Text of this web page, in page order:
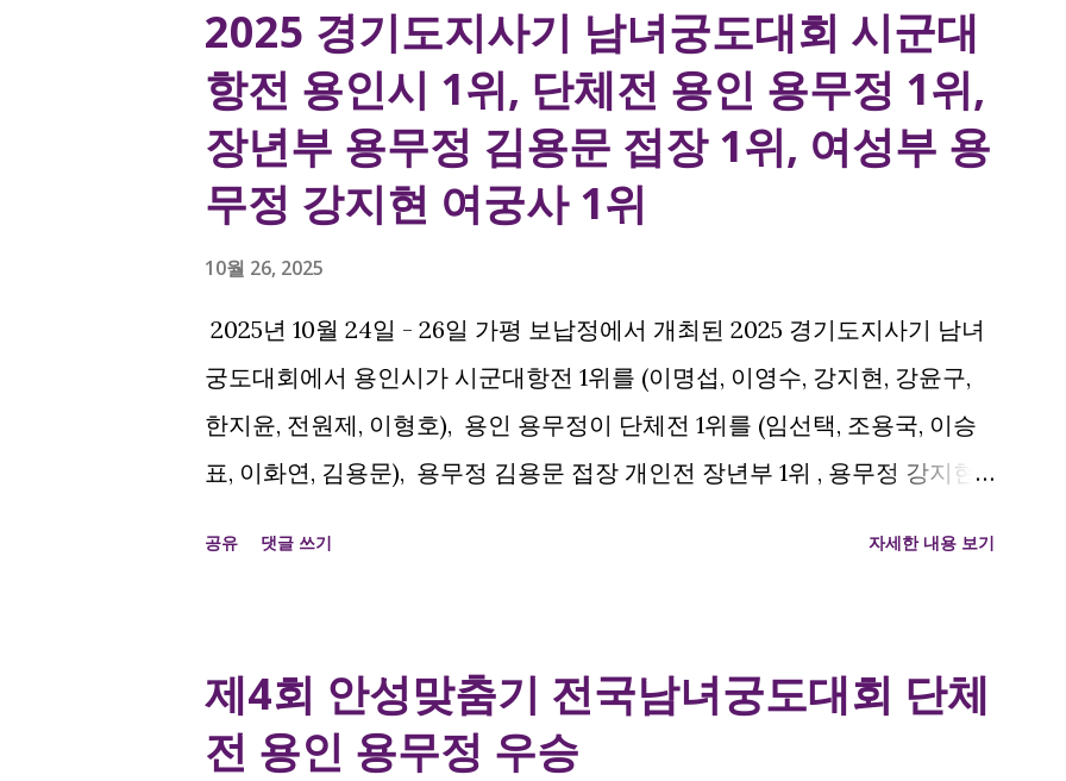
2025 경기도지사기 남녀궁도대회 시군대
항전 용인시 1위, 단체전 용인 용무정 1위,
장년부 용무정 김용문 접장 1위, 여성부 용
무정 강지현 여궁사 1위
10월 26, 2025
2025년 10월 24일 - 26일 가평 보납정에서 개최된 2025 경기도지사기 남녀
궁도대회에서 용인시가 시군대항전 1위를 (이명섭, 이영수, 강지현, 강윤구,
한지윤, 전원제, 이형호), 용인 용무정이 단체전 1위를 (임선택, 조용국, 이승
표, 이화연, 김용문), 용무정 김용문 접장 개인전 장년부 1위 , 용무정 강지현
인전 여성부 1위 강지현 접장
공유 댓글 쓰기 자세한 내용 보기
제4회 안성맞춤기 전국남녀궁도대회 단체
전 용인 용무정 우승